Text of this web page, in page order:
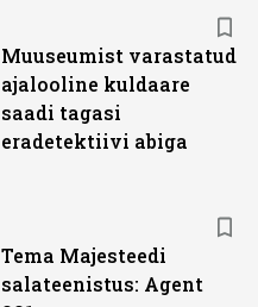
Muuseumist varastatud
ajalooline kuldaare
saadi tagasi
eradetektiivi abiga
Tema Majesteedi
salateenistus: Agent